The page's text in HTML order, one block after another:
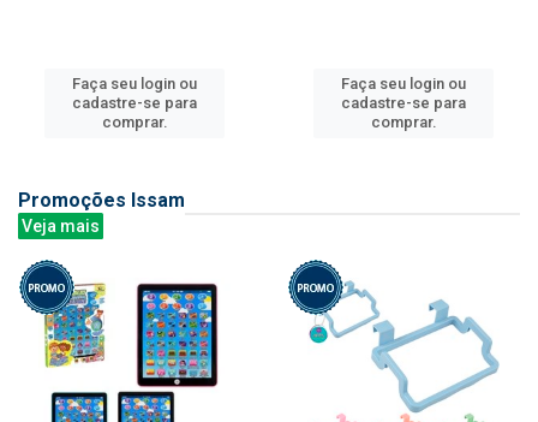
Faça seu login ou
cadastre-se para
comprar.
Faça seu login ou
cadastre-se para
comprar.
Promoções Issam
Veja mais